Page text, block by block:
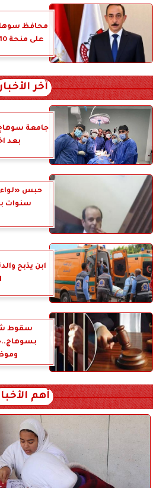
محافظ
على منحة 10 ملايين دولار تعزز مسيرة...
آخر
جامعة سوهاج
بعد
سنوات
ابن يذبح
سقوط
أهم